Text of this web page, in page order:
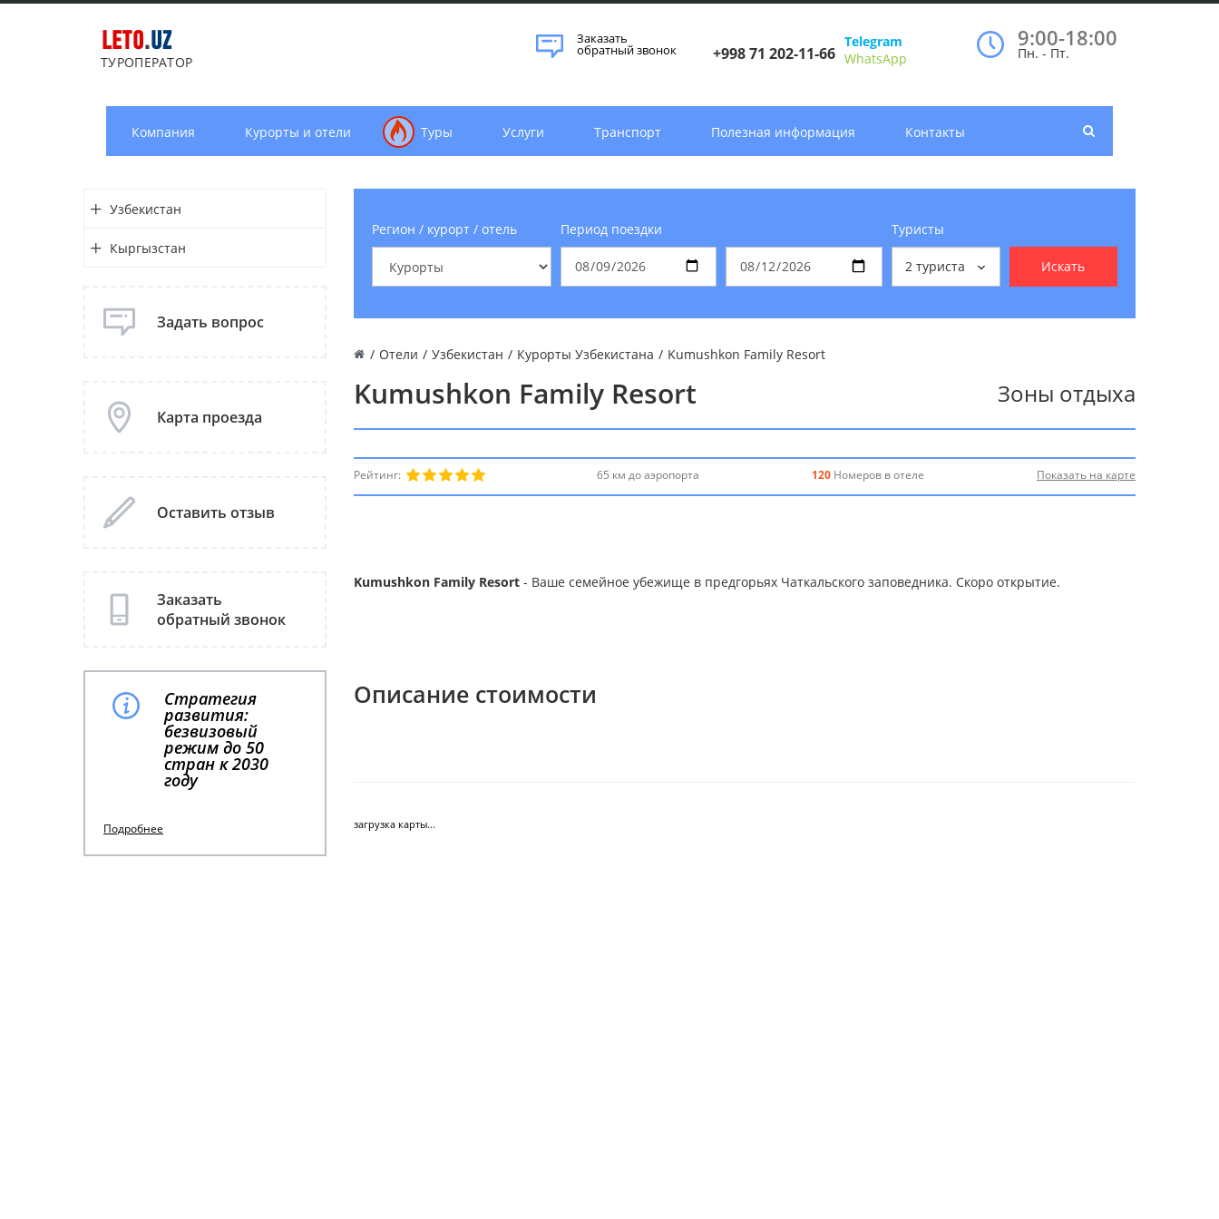
LETO.UZ
ТУРОПЕРАТОР
Заказать
обратный звонок +998 71 202-11-66
Telegram
WhatsApp
9:00-18:00
Пн. - Пт.
Компания Курорты и отели Туры Услуги Транспорт Полезная информация Контакты
Регион / курорт / отель Период поездки Туристы
2 туриста Искать
/ Отели / Узбекистан / Курорты Узбекистана / Kumushkon Family Resort
Kumushkon Family Resort Зоны отдыха
Узбекистан
Кыргызстан
Задать вопрос
Карта проезда
Оставить отзыв
Заказать
обратный звонок
Стратегия
развития:
безвизовый
режим до 50
стран к 2030
году
Подробнее
Подробнее
Рейтинг: 65 км до аэропорта 120 Номеров в отеле Показать на карте
Kumushkon Family Resort- Ваше семейное убежище в предгорьях Чаткальского заповедника. Скоро открытие.
Описание стоимости
загрузка карты...